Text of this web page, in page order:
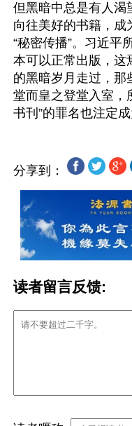
但黑暗中总是有人渴
向往美好的书籍，成
“秘密传播”。习近平
本可以正常出版，这
的黑暗岁月走过，那
堂而皇之登堂入室，
分享到：
读者留言反馈: